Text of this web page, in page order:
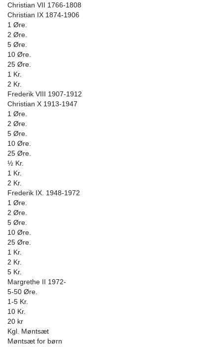
Christian VII 1766-1808
Christian IX 1874-1906
1 Øre.
2 Øre.
5 Øre.
10 Øre.
25 Øre.
1 Kr.
2 Kr.
Frederik VIII 1907-1912
Christian X 1913-1947
1 Øre.
2 Øre.
5 Øre.
10 Øre.
25 Øre.
½ Kr.
1 Kr.
2 Kr.
Frederik IX. 1948-1972
1 Øre.
2 Øre.
5 Øre.
10 Øre.
25 Øre.
1 Kr.
2 Kr.
5 Kr.
Margrethe II 1972-
5-50 Øre.
1-5 Kr.
10 Kr.
20 kr
Kgl. Møntsæt
Møntsæt for børn